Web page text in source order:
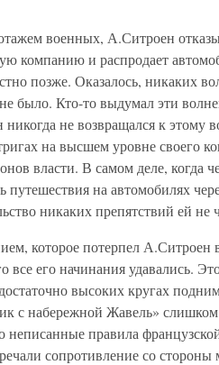
военных, А.Ситроен
компанию и распродает
позже. Оказалось, никаких
было. Кто-то выдумал эти
не возвращался к этому
на высшем уровне своего
власти. В самом деле, когда
путешествия на автомобилях
никаких препятствий ей не
которое потерпел А.Ситроен
все его начинания удавались.
высоких кругах
с набережной Жавель» слишком
правила
сопротивление со стороны